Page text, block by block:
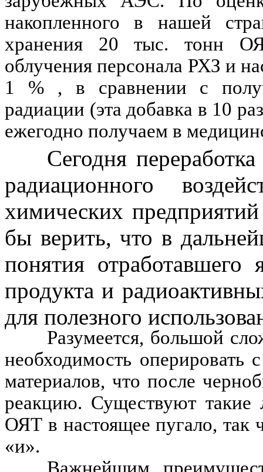
накопленного в нашей
хранения 20 тыс. тонн
облучения персонала РХЗ и
1 % , в сравнении с
радиации (эта добавка в 10
ежегодно получаем в
Сегодня
радиационного
химических
бы верить, что в
понятия отработавшего
продукта и
для полезного
Разумеется, большой
необходимость
материалов, что после
реакцию. Существуют
ОЯТ в настоящее пугало, так
«и».